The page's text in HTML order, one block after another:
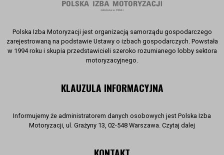
Polska Izba Motoryzacji jest organizacją samorządu gospodarczego
zarejestrowaną na podstawie Ustawy o izbach gospodarczych. Powstała
w 1994 roku i skupia przedstawicieli szeroko rozumianego lobby sektora
motoryzacyjnego.
KLAUZULA INFORMACYJNA
Informujemy że administratorem danych osobowych jest Polska Izba
Motoryzacji, ul. Grażyny 13, 02-548 Warszawa. Czytaj dalej